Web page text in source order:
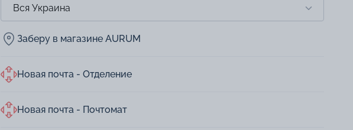
Заберу в магазине AURUM
Новая почта - Отделение
Новая почта - Почтомат